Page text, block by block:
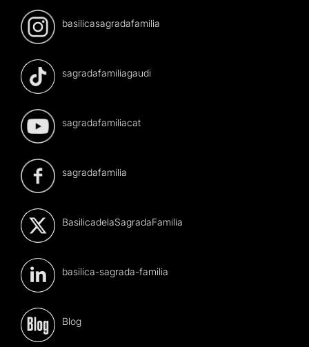
basilicasagradafamilia
sagradafamiliagaudi
sagradafamiliacat
sagradafamilia
BasilicadelaSagradaFamilia
basilica-sagrada-familia
Blog